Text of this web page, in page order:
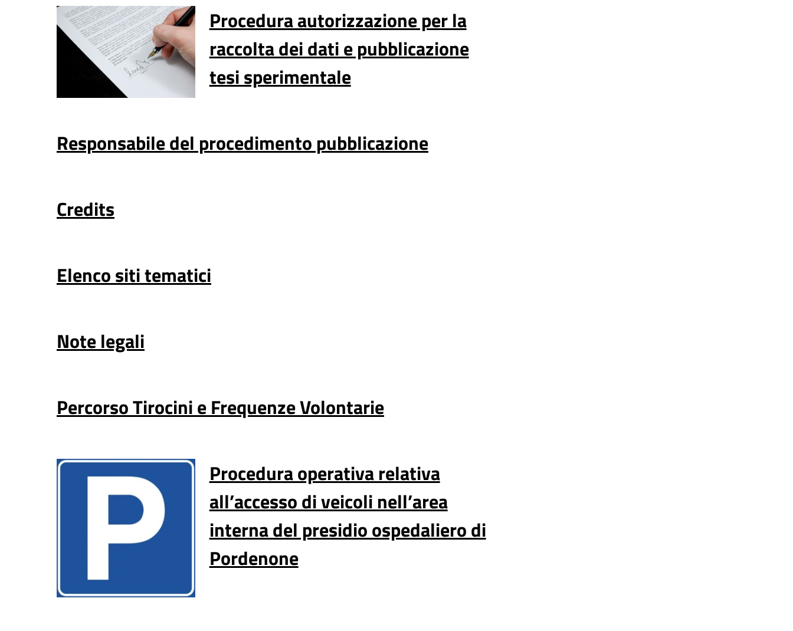
Procedura autorizzazione per la
raccolta dei dati e pubblicazione
tesi sperimentale
Responsabile del procedimento pubblicazione
Credits
Elenco siti tematici
Note legali
Percorso Tirocini e Frequenze Volontarie
Procedura operativa relativa
all’accesso di veicoli nell’area
interna del presidio ospedaliero di
Pordenone